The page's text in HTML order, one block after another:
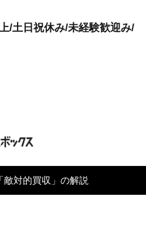
/土日祝休み/未経験歓迎み/
敵対的買収」の解説